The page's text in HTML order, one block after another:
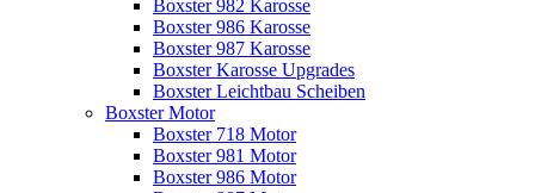
Boxster 982 Karosse
Boxster 986 Karosse
Boxster 987 Karosse
Boxster Karosse Upgrades
Boxster Leichtbau Scheiben
Boxster Motor
Boxster 718 Motor
Boxster 981 Motor
Boxster 986 Motor